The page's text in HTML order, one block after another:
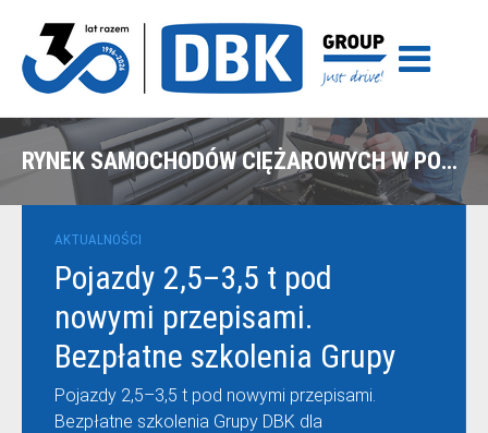
RYNEK SAMOCHODÓW CIĘŻAROWYCH W POLSCE
AKTUALNOŚCI
Pojazdy 2,5–3,5 t pod
nowymi przepisami.
Bezpłatne szkolenia Grupy
DBK dla przewoźników
Pojazdy 2,5–3,5 t pod nowymi przepisami.
Bezpłatne szkolenia Grupy DBK dla